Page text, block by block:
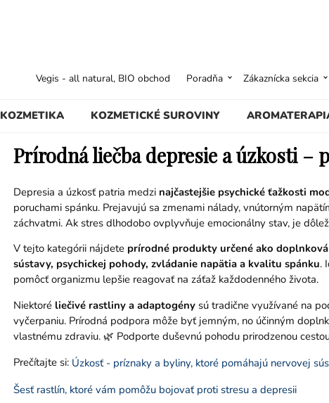
KOZMETIKA KOZMETICKÉ SUROVINY
Vegis - all natural, BIO obchod Poradňa Zákaznícka sekcia
Prírodná liečba depresie a úzkosti
Depresia a úzkosť patria medzi najčastejšie psychické ťažkosti
poruchami spánku. Prejavujú sa zmenami nálady, vnútorným
záchvatmi. Ak stres dlhodobo ovplyvňuje emocionálny stav, je
V tejto kategórii nájdete prírodné produkty určené ako
sústavy, psychickej pohody, zvládanie napätia a kvalitu spánku.
pomôcť organizmu lepšie reagovať na záťaž každodenného života.
Niektoré liečivé rastliny a adaptogénysú tradične využívané na
vyčerpaniu. Prírodná podpora môže byť jemným, no účinným
vlastnému zdraviu. 🌿 Podporte duševnú pohodu prirodzenou
Prečítajte si: Úzkosť - príznaky a byliny, ktoré pomáhajú nervovej
Šesť rastlín, ktoré vám pomôžu bojovať proti stresu a depresii